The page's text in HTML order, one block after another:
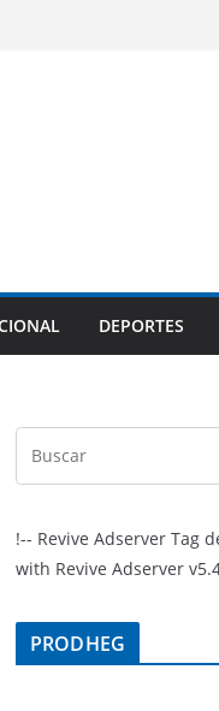
DEPORTES
!-- Revive Adserver Tag
with Revive Adserver
PRODHEG